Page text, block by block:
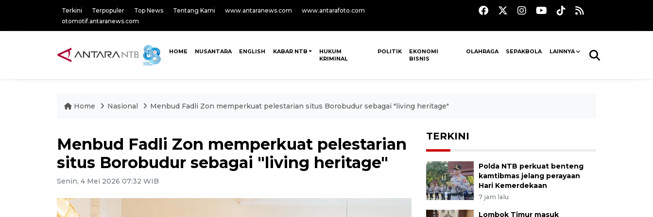
Terkini Terpopuler Top News Tentang Kami www.antaranews.com
www.antarafoto.com
otomotif.antaranews.com
HOME NUSANTARA ENGLISH KABAR NTB
HUKUM
KRIMINAL
POLITIK
EKONOMI
BISNIS
OLAHRAGA SEPAKBOLA LAINNYA
Home Nasional Menbud Fadli Zon memperkuat pelestarian situs Borobudur sebagai "living heritage"
Menbud Fadli Zon memperkuat pelestarian
situs Borobudur sebagai "living heritage"
Senin, 4 Mei 2026 07:32 WIB
TERKINI
Polda NTB perkuat benteng
kamtibmas jelang perayaan
Hari Kemerdekaan
7 jam lalu
Lombok Timur masuk